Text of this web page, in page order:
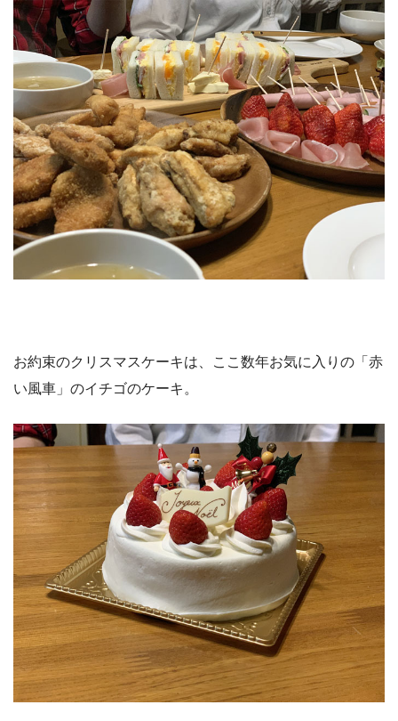
お約束のクリスマスケーキは、ここ数年お気に入りの「赤
い風車」のイチゴのケーキ。